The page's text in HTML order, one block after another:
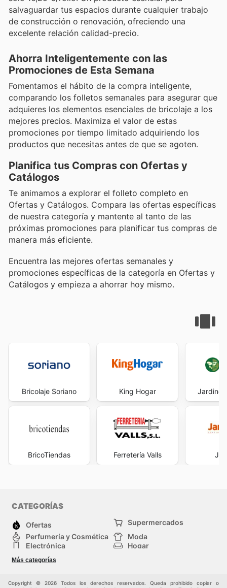
salvaguardar tus espacios durante cualquier trabajo
de construcción o renovación, ofreciendo una
excelente relación calidad-precio.
Ahorra Inteligentemente con las
Promociones de Esta Semana
Fomentamos el hábito de la compra inteligente,
comparando los folletos semanales para asegurar que
adquieres los elementos esenciales de bricolaje a los
mejores precios. Maximiza el valor de estas
promociones por tiempo limitado adquiriendo los
productos que necesitas antes de que se agoten.
Planifica tus Compras con Ofertas y
Catálogos
Te animamos a explorar el folleto completo en
Ofertas y Catálogos. Compara las ofertas específicas
de nuestra categoría y mantente al tanto de las
próximas promociones para planificar tus compras de
manera más eficiente.
Encuentra las mejores ofertas semanales y
promociones específicas de la categoría en Ofertas y
Catálogos y empieza a ahorrar hoy mismo.
Bricolaje Soriano
BricoTiendas
King Hogar
Ferretería Valls
CATEGORÍAS
Ofertas
Supermercados
Perfumería y Cosmética
Moda
Electrónica
Hogar
Deporte
Juguetes y bebés
Más categorías
Copyright © 2026 Todos los derechos reservados. Queda prohibido copiar o